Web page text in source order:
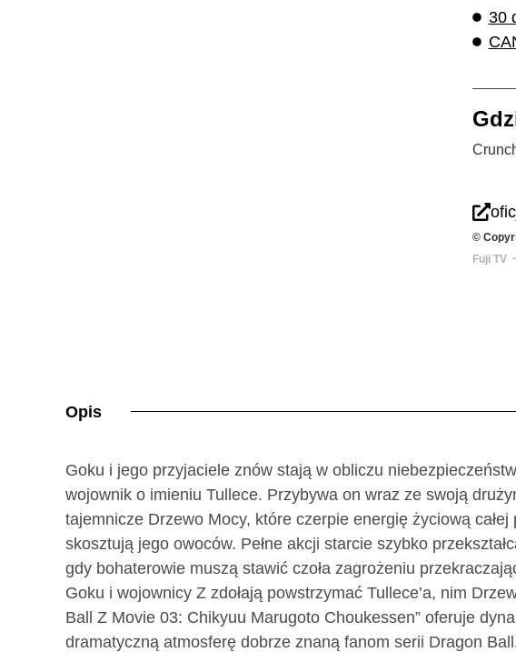
30
©
Fuji TV -
Opis
Goku i jego przyjaciele znów stają w obliczu
wojownik o imieniu Tullece. Przybywa on wraz ze swoją
tajemnicze Drzewo Mocy, które czerpie energię życiową całej
skosztują jego owoców. Pełne akcji starcie szybko
gdy bohaterowie muszą stawić czoła zagrożeniu
Goku i wojownicy Z zdołają powstrzymać Tullece’a, nim
Ball Z Movie 03: Chikyuu Marugoto Choukessen” oferuje
dramatyczną atmosferę dobrze znaną fanom serii Dragon